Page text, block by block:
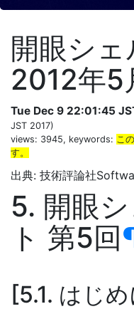
開眼シェ
2012年5
Tue Dec 9 22:01:45
JST 2017)
views: 3945, keywords: こ
す。
出典: 技術評論社
5. 開眼
ト 第5回
5.1. はじめ